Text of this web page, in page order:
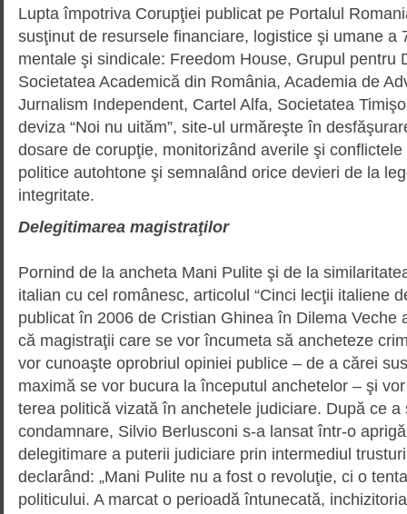
Lupta împotriva Corupţiei publicat pe Portalul
susţinut de resursele financiare, logis­tice şi umane
mentale şi sindicale: Freedom House, Grupul pentru
Societatea Academică din România, Academia de
Jurnalism Independent, Cartel Alfa, Societatea
deviza “Noi nu uităm”, site-ul urmă­reşte în
dosare de corupţie, monito­rizând averile şi
politice autohtone şi semnalând orice devieri de la
integritate.
Delegitimarea magistraţilor
Pornind de la ancheta Mani Pulite şi de la
italian cu cel românesc, articolul “Cinci lecţii italiene
publicat în 2006 de Cristian Ghinea în Dilema Veche
că magistraţii care se vor încumeta să ancheteze
vor cunoaşte oprobriul opiniei publice – de a cărei
maximă se vor bucura la începutul anchetelor – şi
terea politică vizată în anchetele judiciare. După ce
condamnare, Silvio Berlus­coni s-a lansat într-o
delegitimare a puterii judiciare prin intermediul
declarând: „Mani Pulite nu a fost o revoluţie, ci o
politicului. A marcat o perioadă întunecată,